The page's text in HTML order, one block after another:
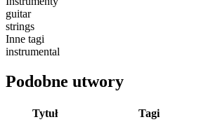
guitar
strings
Inne tagi
instrumental
Podobne utwory
Tytuł Tagi